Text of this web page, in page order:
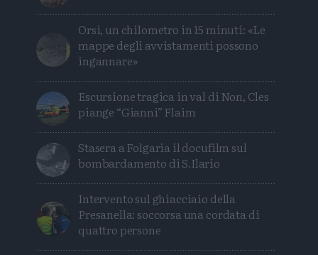
Orsi, un chilometro in 15 minuti: «Le
mappe degli avvistamenti possono
ingannare»
Escursione tragica in val di Non, Cles
piange “Gianni” Flaim
Stasera a Folgaria il docufilm sul
bombardamento di S.Ilario
Intervento sul ghiacciaio della
Presanella: soccorsa una cordata di
quattro persone